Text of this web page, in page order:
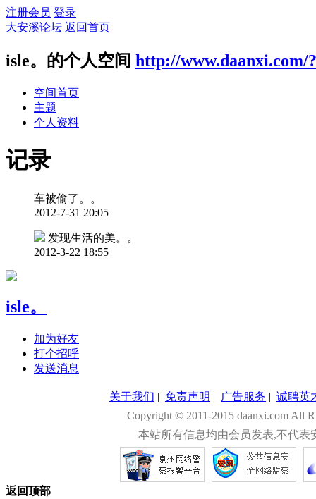
注册会员 登录
大安溪论坛 返回首页
isle。的个人空间 http://www.daanxi.com/
空间首页
主题
个人资料
记录
车被偷了。。
2012-7-31 20:05
发现生活的美。。
2012-3-22 18:55
isle。
加为好友
打个招呼
发送消息
关于我们 | 免责声明 | 广告服务 | 诚聘英
Copyright © 2011-2015 daanxi.com All
本站所有信息均由会员发表,不代
返回顶部